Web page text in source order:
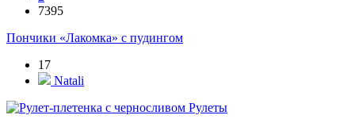
7395
Пончики «Лакомка» с пудингом
17
Natali
Рулеты